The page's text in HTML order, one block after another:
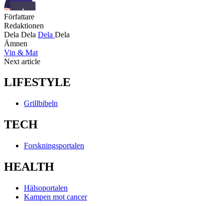
Författare
Redaktionen
Dela Dela Dela Dela
Ämnen
Vin & Mat
Next article
LIFESTYLE
Grillbibeln
TECH
Forskningsportalen
HEALTH
Hälsoportalen
Kampen mot cancer